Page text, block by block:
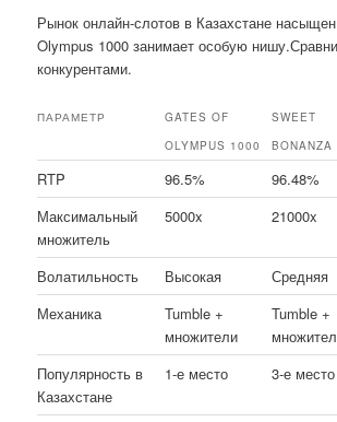
Рынок онлайн-слотов в Казахстане
Olympus 1000 занимает особую
конкурентами.
ПАРАМЕТР
GATES OF
OLYMPUS 1000
SWEET
BONANZA
RTP 96.5% 96.48%
Максимальный
множитель
5000x 21000x
Волатильность Высокая Средняя
Механика
Tumble +
множители
Tumble +
Популярность в
Казахстане
1-е место 3-е место